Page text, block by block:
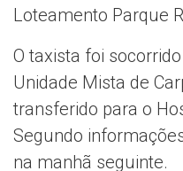
Loteamento Parque
O taxista foi
Unidade Mista de
transferido para o
Segundo
na manhã seguinte.